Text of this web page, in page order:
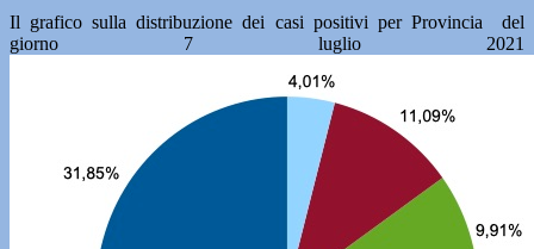
Il grafico sulla distribuzione dei casi positivi per Provincia del
giorno 7 luglio 2021